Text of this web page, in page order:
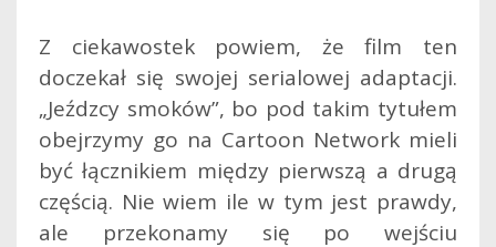
Z ciekawostek powiem, że film ten
doczekał się swojej serialowej adaptacji.
„Jeźdzcy smoków”, bo pod takim tytułem
obejrzymy go na Cartoon Network mieli
być łącznikiem między pierwszą a drugą
częścią. Nie wiem ile w tym jest prawdy,
ale przekonamy się po wejściu